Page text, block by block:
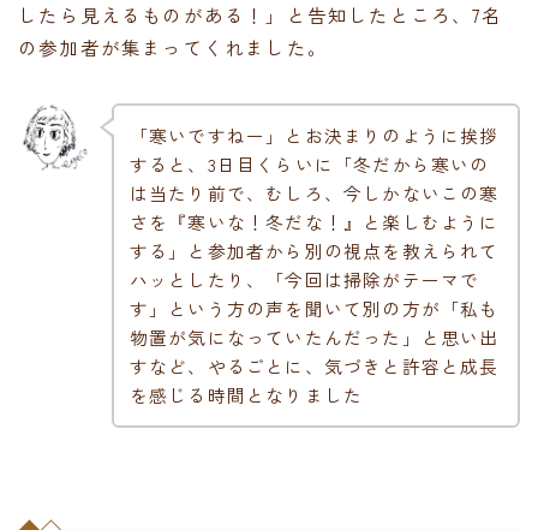
したら見えるものがある！」と告知したところ、7名
の参加者が集まってくれました。
「寒いですねー」とお決まりのように挨拶
すると、3日目くらいに「冬だから寒いの
は当たり前で、むしろ、今しかないこの寒
さを『寒いな！冬だな！』と楽しむように
する」と参加者から別の視点を教えられて
ハッとしたり、「今回は掃除がテーマで
す」という方の声を聞いて別の方が「私も
物置が気になっていたんだった」と思い出
すなど、やるごとに、気づきと許容と成長
を感じる時間となりました